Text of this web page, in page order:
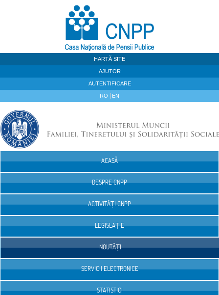
HARTĂ SITE
AJUTOR
AUTENTIFICARE
RO EN
ACASĂ
DESPRE CNPP
ACTIVITĂȚI CNPP
LEGISLAȚIE
NOUTĂȚI
SERVICII ELECTRONICE
STATISTICI